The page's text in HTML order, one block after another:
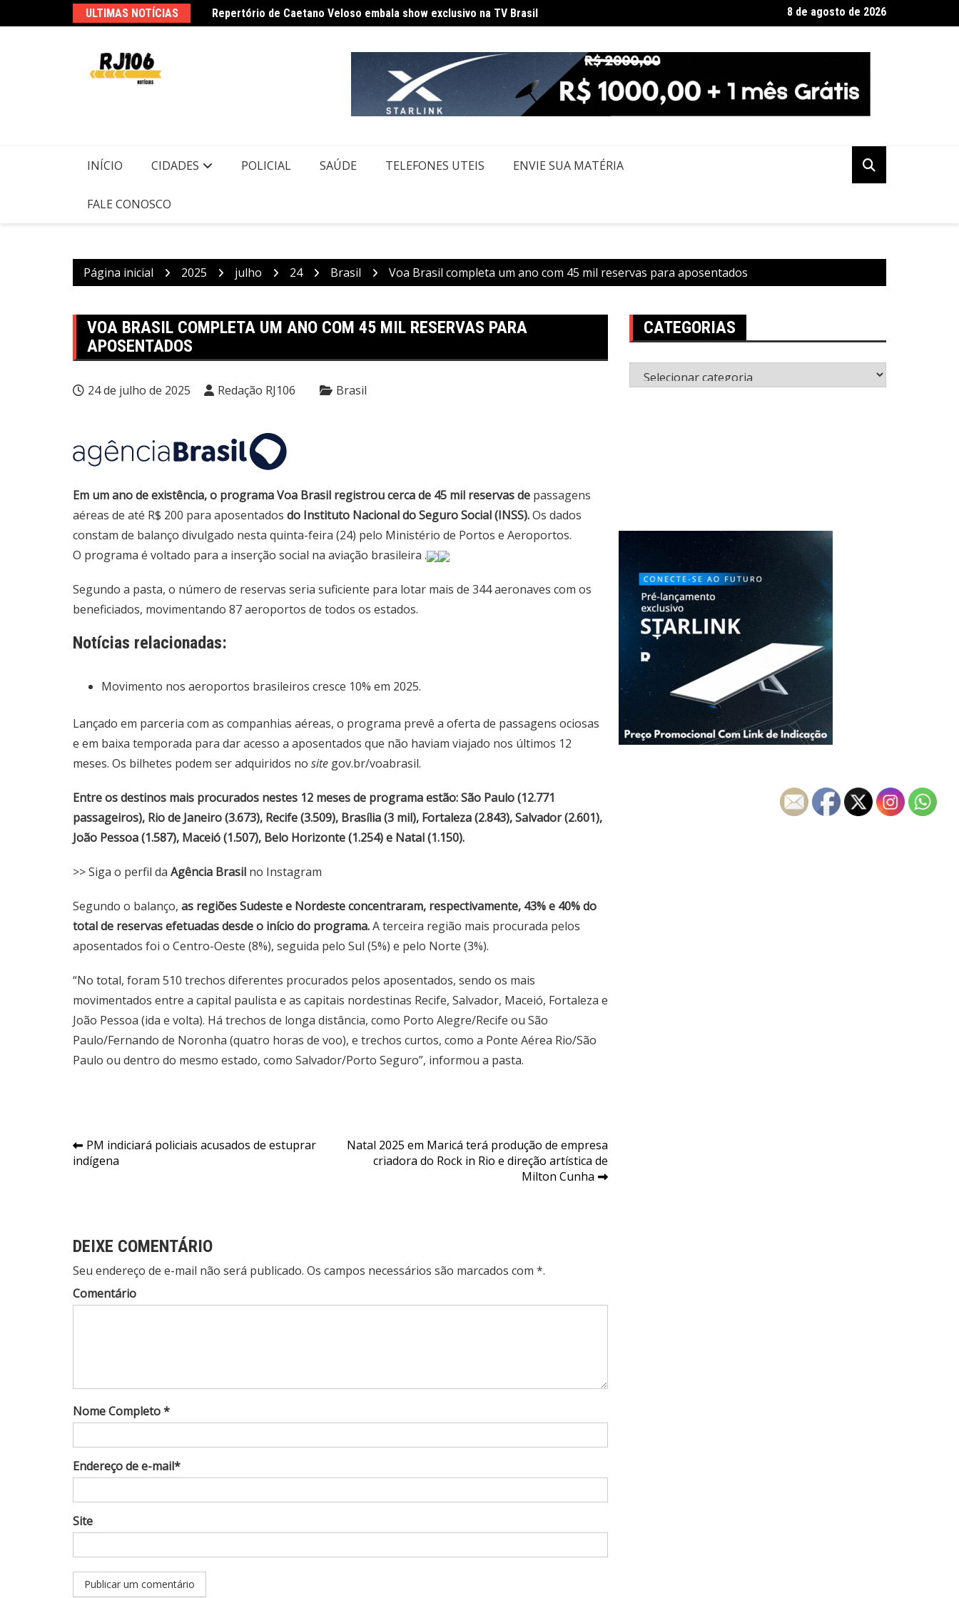
para
ULTIMAS NOTÍCIAS Repertório de Caetano Veloso embala show exclusivo na TV Brasil
PMs detêm motorista de ônibus em SP após desentendimento no trânsito
Saiba quando será o recesso de fim de ano para servidores públicos
8 de agosto de 2026
INÍCIO CIDADES POLICIAL SAÚDE TELEFONES UTEIS ENVIE SUA MATÉRIA
FALE CONOSCO
Página inicial 2025 julho 24 Brasil Voa Brasil completa um ano com 45 mil reservas para aposentados
VOA BRASIL COMPLETA UM ANO COM 45 MIL RESERVAS PARA
APOSENTADOS
24 de julho de 2025 Redação RJ106 Brasil
Em um ano de existência, o programa Voa Brasil registrou cerca de 45 mil reservas de passagens
aéreas de até R$ 200 para aposentados do Instituto Nacional do Seguro Social (INSS).Os dados
constam de balanço divulgado nesta quinta-feira (24) pelo Ministério de Portos e Aeroportos.
O programa é voltado para a inserção social na aviação brasileira .
Segundo a pasta, o número de reservas seria suficiente para lotar mais de 344 aeronaves com os
beneficiados, movimentando 87 aeroportos de todos os estados.
Notícias relacionadas:
Movimento nos aeroportos brasileiros cresce 10% em 2025.
Lançado em parceria com as companhias aéreas, o programa prevê a oferta de passagens ociosas
e em baixa temporada para dar acesso a aposentados que não haviam viajado nos últimos 12
meses. Os bilhetes podem ser adquiridos no site gov.br/voabrasil.
Entre os destinos mais procurados nestes 12 meses de programa estão: São Paulo (12.771
passageiros), Rio de Janeiro (3.673), Recife (3.509), Brasília (3 mil), Fortaleza (2.843), Salvador (2.601),
João Pessoa (1.587), Maceió (1.507), Belo Horizonte (1.254) e Natal (1.150).
>> Siga o perfil da Agência Brasil no Instagram
Segundo o balanço, as regiões Sudeste e Nordeste concentraram, respectivamente, 43% e 40% do
total de reservas efetuadas desde o início do programa.A terceira região mais procurada pelos
aposentados foi o Centro-Oeste (8%), seguida pelo Sul (5%) e pelo Norte (3%).
“No total, foram 510 trechos diferentes procurados pelos aposentados, sendo os mais
movimentados entre a capital paulista e as capitais nordestinas Recife, Salvador, Maceió, Fortaleza e
João Pessoa (ida e volta). Há trechos de longa distância, como Porto Alegre/Recife ou São
Paulo/Fernando de Noronha (quatro horas de voo), e trechos curtos, como a Ponte Aérea Rio/São
Paulo ou dentro do mesmo estado, como Salvador/Porto Seguro”, informou a pasta.
Navegação
de
PM indiciará policiais acusados de estuprar
indígena
Natal 2025 em Maricá terá produção de empresa
criadora do Rock in Rio e direção artística de
Milton Cunha
DEIXE COMENTÁRIO
Seu endereço de e-mail não será publicado. Os campos necessários são marcados com *.
Comentário
Nome Completo *
Endereço de e-mail*
Site
CATEGORIAS
Categorias